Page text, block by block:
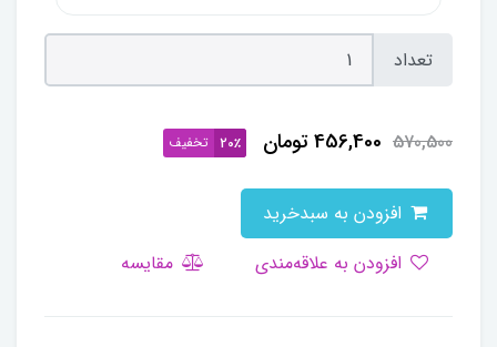
تعداد
570,500
456,400تومان 20٪ تخفیف
مقایسه